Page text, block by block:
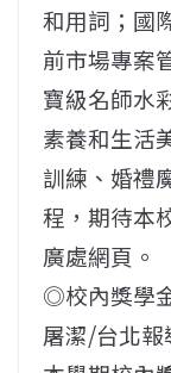
和用詞；國
前市場專案
寶級名師水
素養和生活
訓練、婚禮
程，期待本
廣處網頁。
◎校內獎學
屠潔/台北報